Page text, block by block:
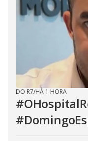
DO R7/HÁ 1 HORA